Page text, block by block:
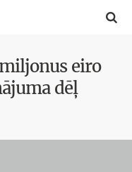

eiro
dēļ